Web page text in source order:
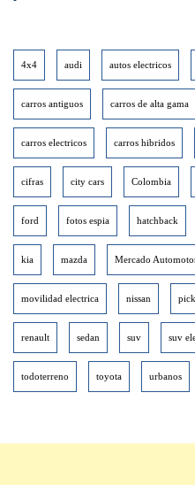
4x4 audi autos electricos
carros antiguos carros de alta gama
carros electricos carros hibridos
cifras city cars Colombia
ford fotos espia hatchback
kia mazda Mercado
movilidad electrica nissan
renault sedan suv suv
todoterreno toyota urbanos